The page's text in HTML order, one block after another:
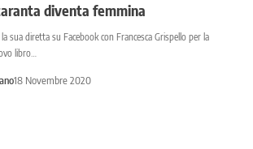
diventa femmina
sua diretta su Facebook con Francesca Grispello per la
libro…
18 Novembre 2020